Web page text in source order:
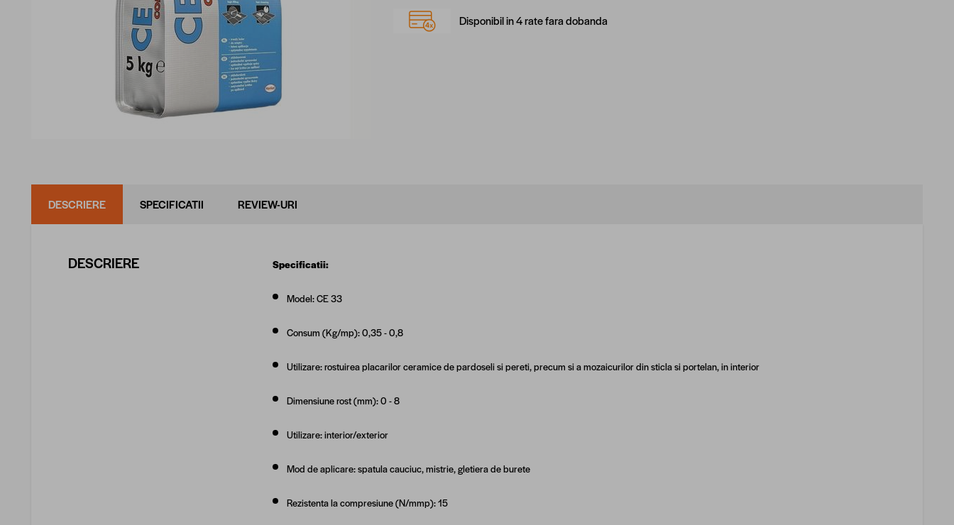
Disponibil in 4 rate fara dobanda
DESCRIERE SPECIFICATII REVIEW-URI
DESCRIERE Specificatii:
Model: CE 33
Consum (Kg/mp): 0,35 - 0,8
Utilizare: rostuirea placarilor ceramice de pardoseli si pereti, precum si a mozaicurilor din sticla si portelan, in interior
Dimensiune rost (mm): 0 - 8
Utilizare: interior/exterior
Mod de aplicare: spatula cauciuc, mistrie, gletiera de burete
Rezistenta la compresiune (N/mmp): 15